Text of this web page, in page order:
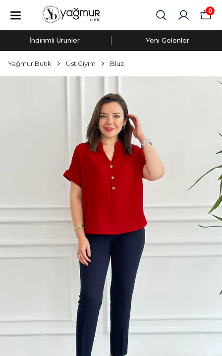
0
İndirimli Ürünler Yeni Gelenler
Yağmur Butik Üst Giyim Bluz